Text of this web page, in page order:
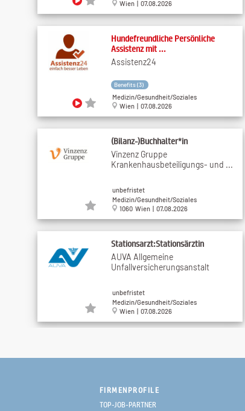
Wien | 07.08.2026
Hundefreundliche Persönliche
Assistenz mit ...
Assistenz24
Benefits (3)
Medizin/Gesundheit/Soziales
Wien | 07.08.2026
(Bilanz-)Buchhalter*in
Vinzenz Gruppe
Krankenhausbeteiligungs- und ...
unbefristet
Medizin/Gesundheit/Soziales
1060 Wien | 07.08.2026
Stationsarzt:Stationsärztin
AUVA Allgemeine
Unfallversicherungsanstalt
unbefristet
Medizin/Gesundheit/Soziales
Wien | 07.08.2026
(m/w/d)
unbefristet
Medizin/Gesundheit/Soziales
FIRMENPROFILE
TOP-JOB-PARTNER